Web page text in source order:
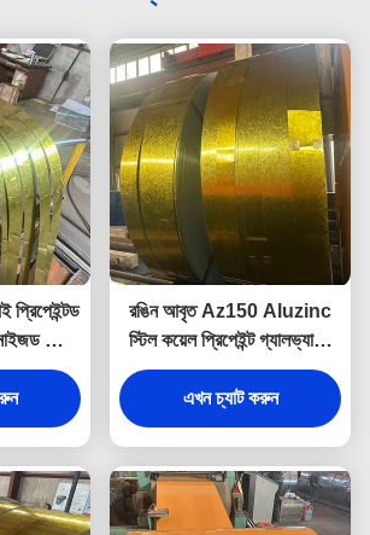
প্রিপেইন্টড
স্টিল
রঙিন আবৃত Az150 Aluzinc
স্টিল কয়েল প্রিপেইন্ট গ্যালভ্যালুম
PPGI PPGL স্টিল কয়েল
এখন চ্যাট করুন